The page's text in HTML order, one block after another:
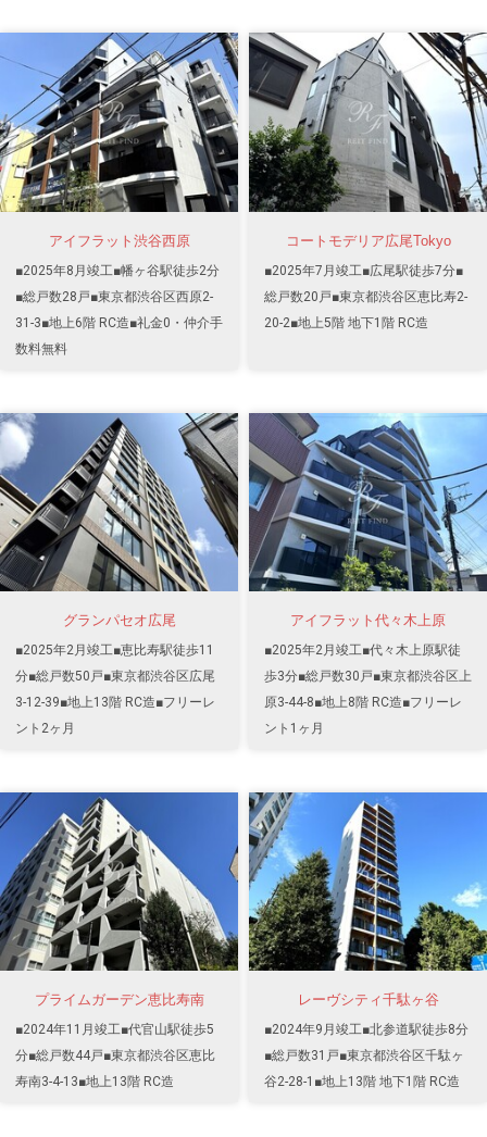
アイフラット渋谷西原
■2025年8月竣工■幡ヶ谷駅徒歩2分
■総戸数28戸■東京都渋谷区西原2-
31-3■地上6階 RC造■礼金0・仲介手
数料無料
コートモデリア広尾Tokyo
■2025年7月竣工■広尾駅徒歩7分■
総戸数20戸■東京都渋谷区恵比寿2-
20-2■地上5階 地下1階 RC造
グランパセオ広尾
■2025年2月竣工■恵比寿駅徒歩11
分■総戸数50戸■東京都渋谷区広尾
3-12-39■地上13階 RC造■フリーレ
ント2ヶ月
アイフラット代々木上原
■2025年2月竣工■代々木上原駅徒
歩3分■総戸数30戸■東京都渋谷区上
原3-44-8■地上8階 RC造■フリーレ
ント1ヶ月
プライムガーデン恵比寿南
■2024年11月竣工■代官山駅徒歩5
分■総戸数44戸■東京都渋谷区恵比
寿南3-4-13■地上13階 RC造
レーヴシティ千駄ヶ谷
■2024年9月竣工■北参道駅徒歩8分
■総戸数31戸■東京都渋谷区千駄ヶ
谷2-28-1■地上13階 地下1階 RC造